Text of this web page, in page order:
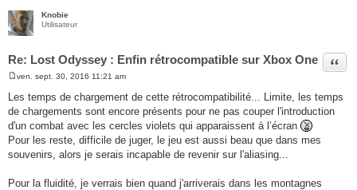
Knobie
Utilisateur
Re: Lost Odyssey : Enfin rétrocompatible sur Xbox One Citer
s
s
g
e
ven. sept. 30, 2016 11:21 am
Les temps de chargement de cette rétrocompatibilité... Limite, les temps
de chargements sont encore présents pour ne pas couper l'introduction
d'un combat avec les cercles violets qui apparaissent à l’écran
Pour les reste, difficile de juger, le jeu est aussi beau que dans mes
souvenirs, alors je serais incapable de revenir sur l'aliasing...
Pour la fluidité, je verrais bien quand j'arriverais dans les montagnes